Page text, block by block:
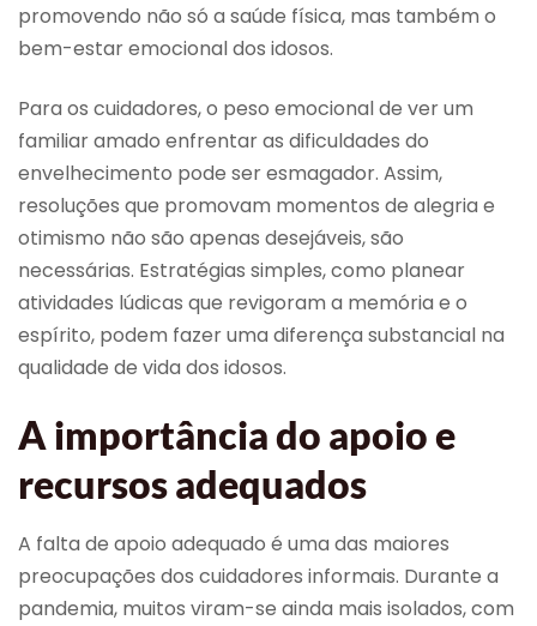
promovendo não só a saúde física, mas também o
bem-estar emocional dos idosos.
Para os cuidadores, o peso emocional de ver um
familiar amado enfrentar as dificuldades do
envelhecimento pode ser esmagador. Assim,
resoluções que promovam momentos de alegria e
otimismo não são apenas desejáveis, são
necessárias. Estratégias simples, como planear
atividades lúdicas que revigoram a memória e o
espírito, podem fazer uma diferença substancial na
qualidade de vida dos idosos.
A importância do apoio e
recursos adequados
A falta de apoio adequado é uma das maiores
preocupações dos cuidadores informais. Durante a
pandemia, muitos viram-se ainda mais isolados, com